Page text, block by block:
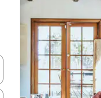
usando as seta para